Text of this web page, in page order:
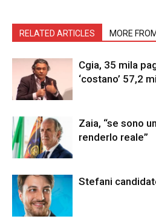
RELATED ARTICLES MORE
Cgia, 35 mila
‘costano’ 57,2
Zaia, “se sono
renderlo reale”
Stefani